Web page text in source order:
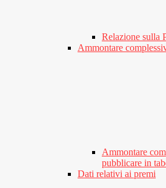
Relazione sulla
Ammontare
Ammontare
pubblicare in
Dati relativi ai premi